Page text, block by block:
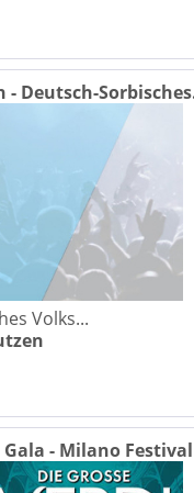
Deutsch-
Volks...
Gala - Milano